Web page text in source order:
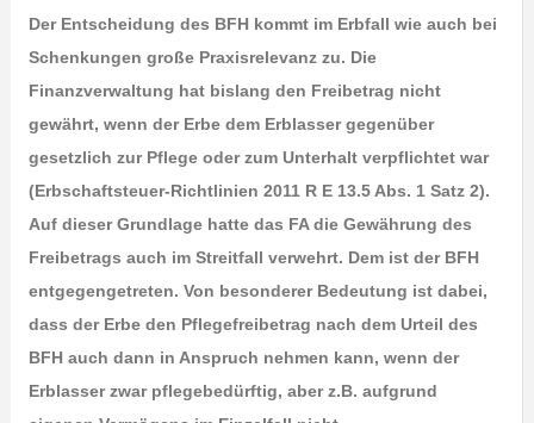
Der Entscheidung des BFH kommt im Erbfall wie auch bei
Schenkungen große Praxisrelevanz zu. Die
Finanzverwaltung hat bislang den Freibetrag nicht
gewährt, wenn der Erbe dem Erblasser gegenüber
gesetzlich zur Pflege oder zum Unterhalt verpflichtet war
(Erbschaftsteuer-Richtlinien 2011 R E 13.5 Abs. 1 Satz 2).
Auf dieser Grundlage hatte das FA die Gewährung des
Freibetrags auch im Streitfall verwehrt. Dem ist der BFH
entgegengetreten. Von besonderer Bedeutung ist dabei,
dass der Erbe den Pflegefreibetrag nach dem Urteil des
BFH auch dann in Anspruch nehmen kann, wenn der
Erblasser zwar pflegebedürftig, aber z.B. aufgrund